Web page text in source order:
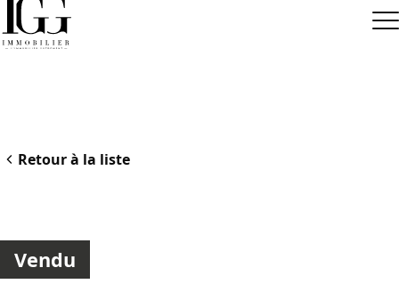
Retour à la liste
Vendu